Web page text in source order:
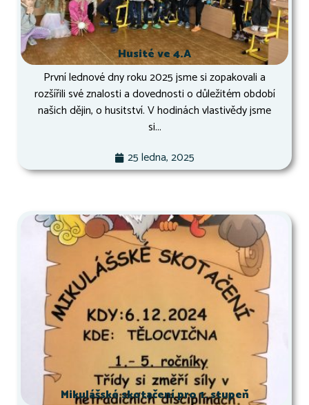
Husité ve 4.A
První lednové dny roku 2025 jsme si zopakovali a
rozšířili své znalosti a dovednosti o důležitém období
našich dějin, o husitství. V hodinách vlastivědy jsme
si...
25 ledna, 2025
Mikulášské skotačení pro 1. stupeň